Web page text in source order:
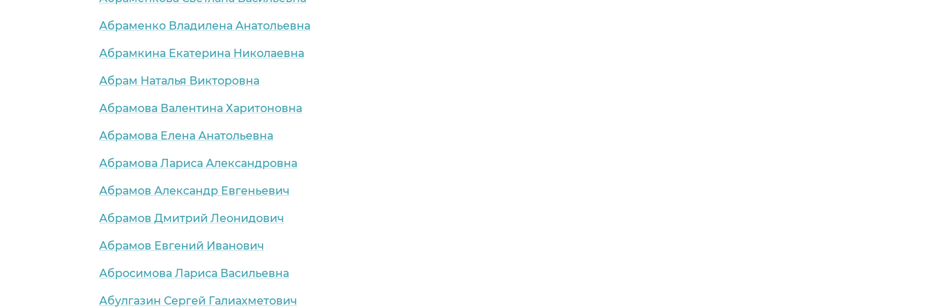
Абраменко Владилена Анатольевна
Абрамкина Екатерина Николаевна
Абрам Наталья Викторовна
Абрамова Валентина Харитоновна
Абрамова Елена Анатольевна
Абрамова Лариса Александровна
Абрамов Александр Евгеньевич
Абрамов Дмитрий Леонидович
Абрамов Евгений Иванович
Абросимова Лариса Васильевна
Абулгазин Сергей Галиахметович